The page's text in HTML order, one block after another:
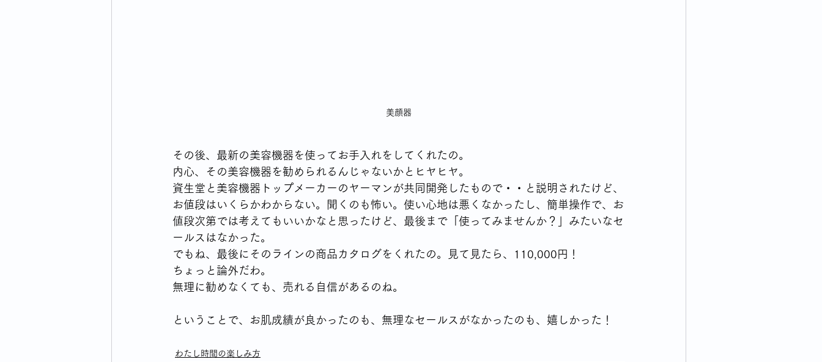
美顔器
その後、最新の美容機器を使ってお手入れをしてくれたの。
内心、その美容機器を勧められるんじゃないかとヒヤヒヤ。
資生堂と美容機器トップメーカーのヤーマンが共同開発したもので・・と説明されたけど、
お値段はいくらかわからない。聞くのも怖い。使い心地は悪くなかったし、簡単操作で、お
値段次第では考えてもいいかなと思ったけど、最後まで「使ってみませんか？」みたいなセ
ールスはなかった。
でもね、最後にそのラインの商品カタログをくれたの。見て見たら、110,000円！
ちょっと論外だわ。
無理に勧めなくても、売れる自信があるのね。
ということで、お肌成績が良かったのも、無理なセールスがなかったのも、嬉しかった！
わたし時間の楽しみ方